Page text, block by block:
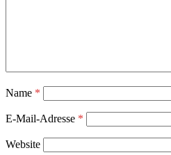
Name *
E-Mail-Adresse *
Website